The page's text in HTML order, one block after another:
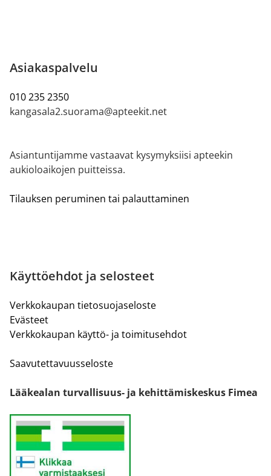
Asiakaspalvelu
010 235 2350
kangasala2.suorama@apteekit.net
Asiantuntijamme vastaavat kysymyksiisi apteekin
aukioloaikojen puitteissa.
Tilauksen peruminen tai palauttaminen
Käyttöehdot ja selosteet
Verkkokaupan tietosuojaseloste
Evästeet
Verkkokaupan käyttö- ja toimitusehdot
Saavutettavuusseloste
Lääkealan turvallisuus- ja kehittämiskeskus Fimea